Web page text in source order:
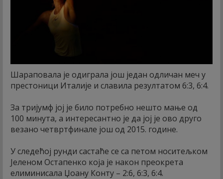
Шараповала је одиграла још један одличан меч у
престоници Италије и славила резултатом 6:3, 6:4.
За тријумф јој је било потребно нешто мање од
100 минута, а интересантно је да јој је ово друго
везано четвртфинале још од 2015. године.
У следећој рунди састаће се са петом носитељком
Јеленом Остапенко која је након преокрета
елиминисала Џоану Конту – 2:6, 6:3, 6:4.